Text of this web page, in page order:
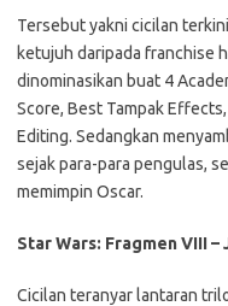
Tersebut yakni cicilan
ketujuh daripada franchise
dinominasikan buat 4
Score, Best Tampak
Editing. Sedangkan
sejak para-para pengulas,
memimpin Oscar.
Star Wars: Fragmen VIII –
Cicilan teranyar lantaran